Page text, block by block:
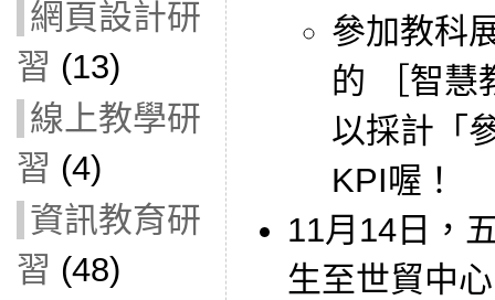
網頁設計研
習 (13)
線上教學研
習 (4)
資訊教育研
習 (48)
參加教科
的 ［智慧
以採計「
KPI喔！
11月14日，
生至世貿中